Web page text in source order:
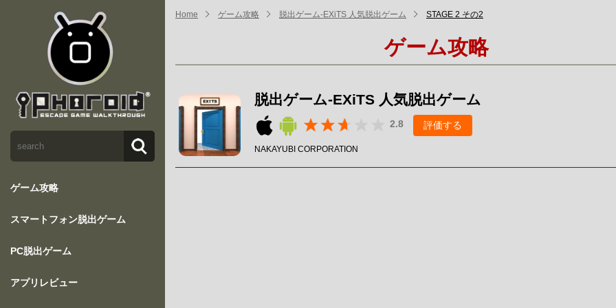
ゲーム攻略
スマートフォン脱出ゲーム
PC脱出ゲーム
アプリレビュー
Home ゲーム攻略 脱出ゲーム-EXiTS 人気脱出ゲーム STAGE 2 その2
ゲーム攻略
脱出ゲーム-EXiTS 人気脱出ゲーム
2.8 評価する
NAKAYUBI CORPORATION